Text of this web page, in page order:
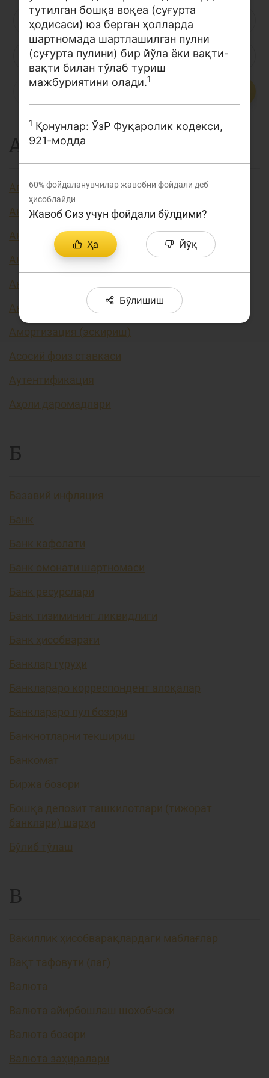
Лойиҳа ҳақида
Кенгайтирилган қидирув
Сайт харитаси
Л М Н О П
Т У Ў Ү Ф Х
Ч Э
А
Авторизация
Аккредитив
Активлар
Акция
Акция курси
Акциядорлик жамияти
Амортизация (эскириш)
Асосий фоиз ставкаси
Аутентификация
Аҳоли даромадлари
Б
Базавий инфляция
Банк
Банк кафолати
Банк омонати шартномаси
Банк ресурслари
Банк тизимининг ликвидлиги
Банк ҳисобварағи
Банклар гуруҳи
Банклараро корреспондент алоқалар
Банклараро пул бозори
Банкнотларни текшириш
Банкомат
Биржа бозори
Бошқа депозит ташкилотлари (тижорат
банклари) шарҳи
Бўлиб тўлаш
В
Вакиллик ҳисобварақлардаги маблағлар
Вақт тафовути (лаг)
Валюта
Валюта айирбошлаш шохобчаси
Валюта бозори
Валюта заҳиралари
тутилган бошқа воқеа (суғурта
ҳодисаси) юз берган ҳолларда
шартномада шартлашилган пулни
(суғурта пулини) бир йўла ёки вақти-
вақти билан тўлаб туриш
мажбуриятини олади.1
1 Қонунлар: ЎзР Фуқаролик кодекси,
921-модда
60%фойдаланувчилар жавобни фойдали деб
ҳисоблайди
Жавоб Сиз учун фойдали бўлдими?
Ҳа Йўқ
Бўлишиш